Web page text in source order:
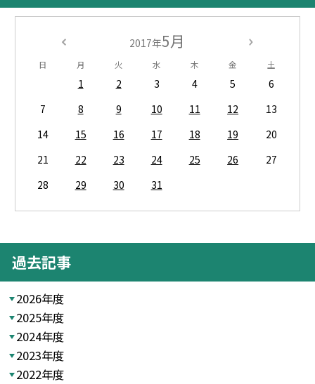
2017年5月
日 月 火 水 木 金 土
1 2 3 4 5
6
7
8 9 10 11 12
13
14
15 16 17 18 19
20
21
22 23 24 25 26
27
28
29 30 31
過去記事
2026年度
2025年度
2024年度
2023年度
2022年度